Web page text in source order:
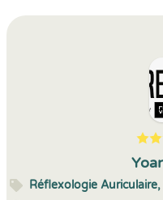
5
1
5
7
Réflexologie